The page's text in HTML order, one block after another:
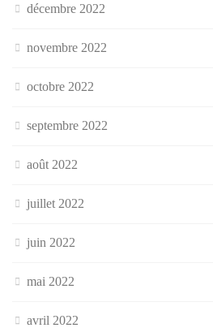
décembre 2022
novembre 2022
octobre 2022
septembre 2022
août 2022
juillet 2022
juin 2022
mai 2022
avril 2022